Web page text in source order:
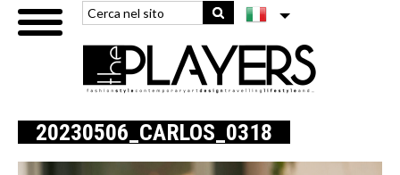
20230506_CARLOS_0318